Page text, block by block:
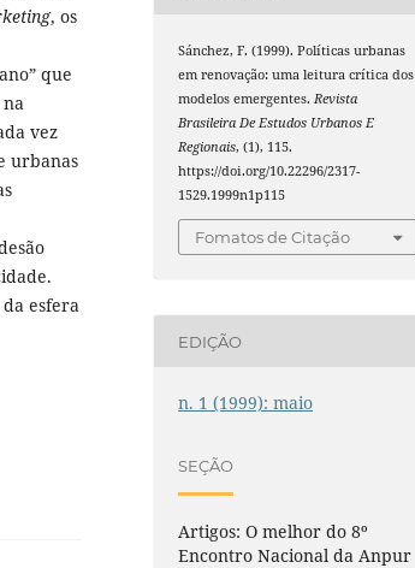
, os
que
vez
urbanas
esfera
Sánchez, F. (1999). Políticas urbanas
em renovação: uma leitura crítica dos
modelos emergentes.Revista
Brasileira De Estudos Urbanos E
Regionais, (1), 115.
https://doi.org/10.22296/2317-
1529.1999n1p115
Fomatos de Citação
EDIÇÃO
n. 1 (1999): maio
SEÇÃO
Artigos: O melhor do 8º
Encontro Nacional da Anpur